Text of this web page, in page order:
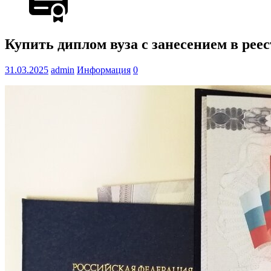
Купить диплом вуза с занесением в
31.03.2025 admin Информация 0